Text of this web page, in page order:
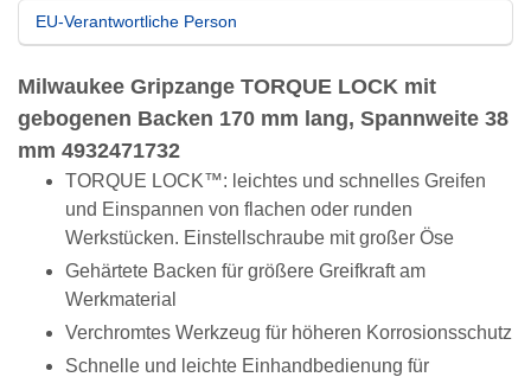
EU-Verantwortliche Person
Milwaukee Gripzange TORQUE LOCK mit
gebogenen Backen 170 mm lang, Spannweite 38
mm 4932471732
TORQUE LOCK™: leichtes und schnelles Greifen
und Einspannen von flachen oder runden
Werkstücken. Einstellschraube mit großer Öse
Gehärtete Backen für größere Greifkraft am
Werkmaterial
Verchromtes Werkzeug für höheren Korrosionsschutz
Schnelle und leichte Einhandbedienung für